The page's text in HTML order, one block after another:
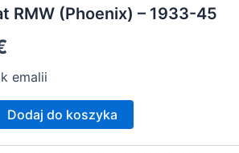
RMW (Phoenix) – 1933-45
emalii
Dodaj do koszyka